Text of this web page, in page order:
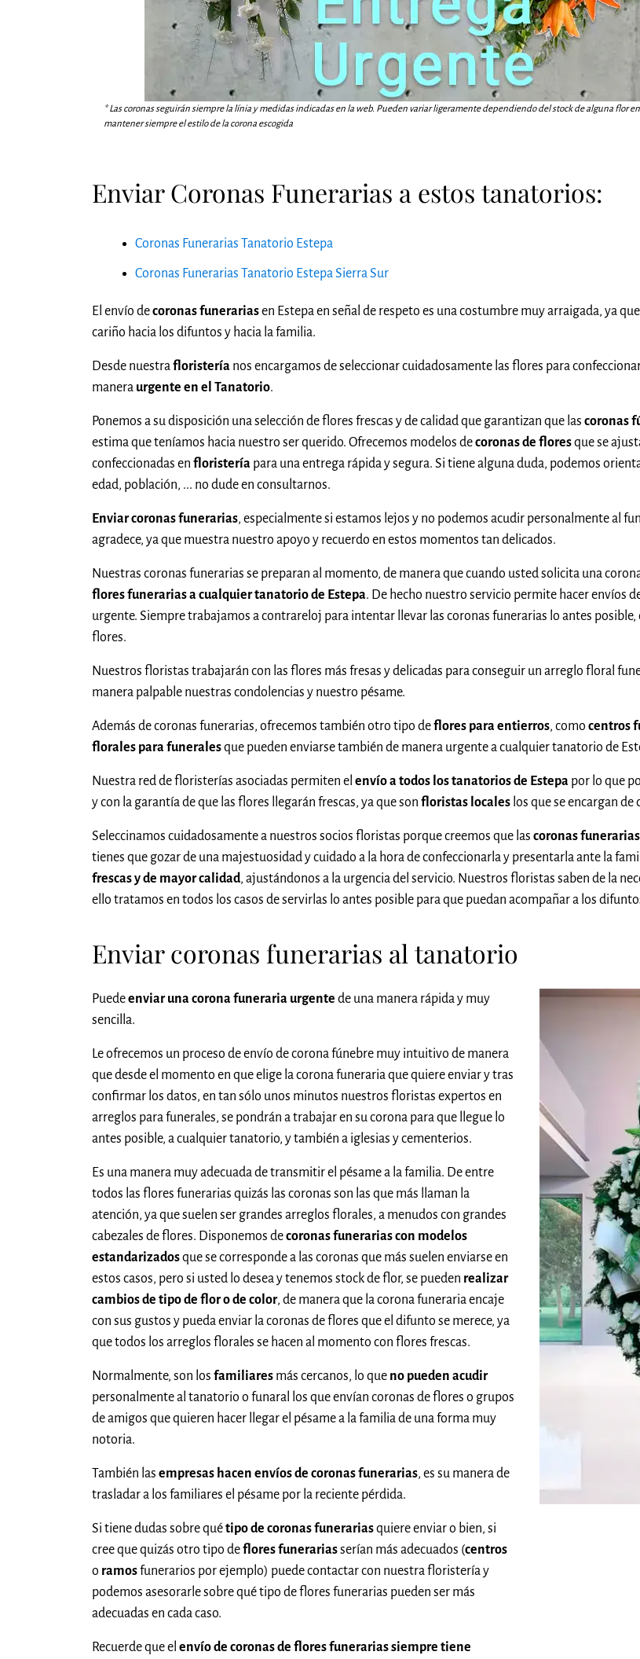
* Las coronas seguirán siempre la línia y medidas indicadas en la web. Pueden variar ligeramente dependiendo del stock de alguna flor
mantener siempre el estilo de la corona escogida
Enviar Coronas Funerarias a estos tanatorios:
Coronas Funerarias Tanatorio Estepa
Coronas Funerarias Tanatorio Estepa Sierra Sur
El envío decoronas funerariasen Estepa en señal de respeto es una costumbre muy arraigada, ya
cariño hacia los difuntos y hacia la familia.
Desde nuestrafloristería nos encargamos de seleccionar cuidadosamente las flores para
manera urgente en el Tanatorio.
Ponemos a su disposición una selección de flores frescas y de calidad que garantizan que las coronas
estima que teníamos hacia nuestro ser querido. Ofrecemos modelos decoronas de floresque se
confeccionadas en floristería para una entrega rápida y segura. Si tiene alguna duda, podemos
edad, población, ... no dude en consultarnos.
Enviar coronas funerarias, especialmente si estamos lejos y no podemos acudir personalmente al
agradece, ya que muestra nuestro apoyo y recuerdo en estos momentos tan delicados.
Nuestras coronas funerarias se preparan al momento, de manera que cuando usted solicita una
flores funerarias a cualquier tanatorio de Estepa. De hecho nuestro servicio permite hacer envíos
urgente. Siempre trabajamos a contrareloj para intentar llevar las coronas funerarias lo antes posible,
flores.
Nuestros floristas trabajarán con las flores más fresas y delicadas para conseguir un arreglo floral
manera palpable nuestras condolencias y nuestro pésame.
Además de coronas funerarias, ofrecemos también otro tipo deflores para entierros, como centros
florales para funeralesque pueden enviarse también de manera urgente a cualquier tanatorio de
Nuestra red de floristerías asociadas permiten el envío a todos los tanatorios de Estepa por lo que
y con la garantía de que las flores llegarán frescas, ya que son floristas locales los que se encargan
Seleccinamos cuidadosamente a nuestros socios floristas porque creemos que las coronas funerarias
tienes que gozar de una majestuosidad y cuidado a la hora de confeccionarla y presentarla ante la
frescas y de mayor calidad, ajustándonos a la urgencia del servicio. Nuestros floristas saben de la
ello tratamos en todos los casos de servirlas lo antes posible para que puedan acompañar a los
Enviar coronas funerarias al tanatorio
Puedeenviar una corona funeraria urgente de una manera rápida y muy
sencilla.
Le ofrecemos un proceso de envío de corona fúnebre muy intuitivo de manera
que desde el momento en que elige la corona funeraria que quiere enviar y tras
confirmar los datos, en tan sólo unos minutos nuestros floristas expertos en
arreglos para funerales, se pondrán a trabajar en su corona para que llegue lo
antes posible, a cualquier tanatorio, y también a iglesias y cementerios.
Es una manera muy adecuada de transmitir el pésame a la familia. De entre
todos las flores funerarias quizás las coronas son las que más llaman la
atención, ya que suelen ser grandes arreglos florales, a menudos con grandes
cabezales de flores. Disponemos decoronas funerarias con modelos
estandarizadosque se corresponde a las coronas que más suelen enviarse en
estos casos, pero si usted lo desea y tenemos stock de flor, se pueden realizar
cambios de tipo de flor o de color, de manera que la corona funeraria encaje
con sus gustos y pueda enviar la coronas de flores que el difunto se merece, ya
que todos los arreglos florales se hacen al momento con flores frescas.
Normalmente, son los familiares más cercanos, lo que no pueden acudir
personalmente al tanatorio o funaral los que envían coronas de flores o grupos
de amigos que quieren hacer llegar el pésame a la familia de una forma muy
notoria.
También las empresas hacen envíos de coronas funerarias, es su manera de
trasladar a los familiares el pésame por la reciente pérdida.
Si tiene dudas sobre quétipo de coronas funerariasquiere enviar o bien, si
cree que quizás otro tipo deflores funerariasserían más adecuados (centros
o ramosfunerarios por ejemplo) puede contactar con nuestra floristería y
podemos asesorarle sobre qué tipo de flores funerarias pueden ser más
adecuadas en cada caso.
Recuerde que el envío de coronas de flores funerarias siempre tiene